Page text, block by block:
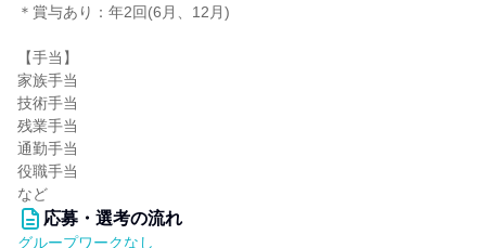
＊賞与あり：年2回(6月、12月)
【手当】
家族手当
技術手当
残業手当
通勤手当
役職手当
など
応募・選考の流れ
グループワークなし